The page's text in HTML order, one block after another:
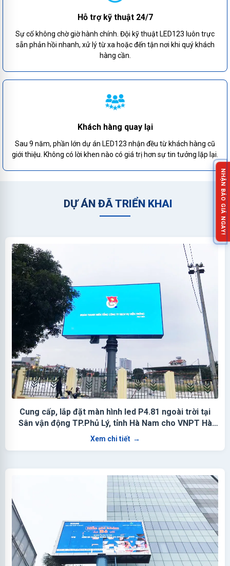
Hỗ trợ kỹ thuật 24/7
Sự cố không chờ giờ hành chính. Đội kỹ thuật LED123 luôn trực
sẵn phản hồi nhanh, xử lý từ xa hoặc đến tận nơi khi quý khách
hàng cần.
Khách hàng quay lại
Sau 9 năm, phần lớn dự án LED123 nhận đều từ khách hàng cũ
giới thiệu. Không có lời khen nào có giá trị hơn sự tin tưởng lặp lại.
DỰ ÁN ĐÃ TRIỂN KHAI
Cung cấp, lắp đặt màn hình led P4.81 ngoài trời tại
Sân vận động TP.Phủ Lý, tỉnh Hà Nam cho VNPT Hà
Nam
Xem chi tiết →
NHẬN BÁO GIÁ NGAY!